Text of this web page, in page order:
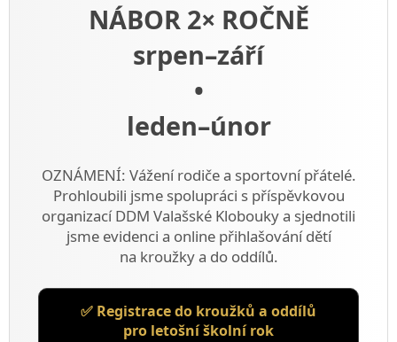
NÁBOR 2× ROČNĚ
srpen–září
•
leden–únor
OZNÁMENÍ: Vážení rodiče a sportovní přátelé.
Prohloubili jsme spolupráci s příspěvkovou
organizací DDM Valašské Klobouky a sjednotili
jsme evidenci a online přihlašování dětí
na kroužky a do oddílů.
✅ Registrace do kroužků a oddílů
pro letošní školní rok